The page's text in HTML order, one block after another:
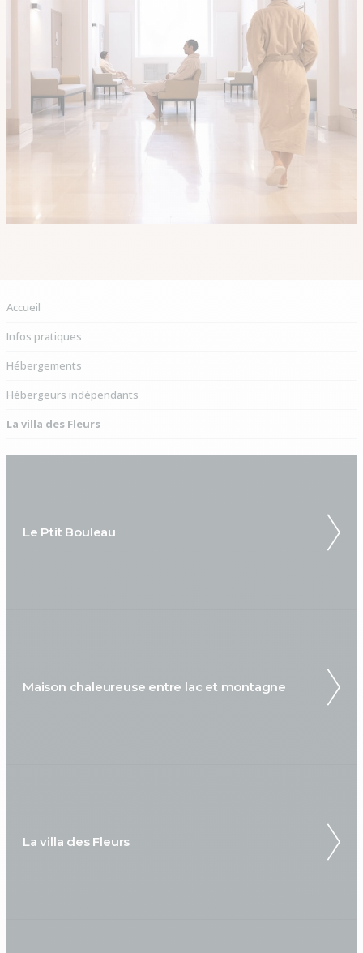
Vous êtes ici :
Accueil
Infos pratiques
Hébergements
Hébergeurs indépendants
La villa des Fleurs
Le Ptit Bouleau
Maison chaleureuse entre lac et montagne
La villa des Fleurs